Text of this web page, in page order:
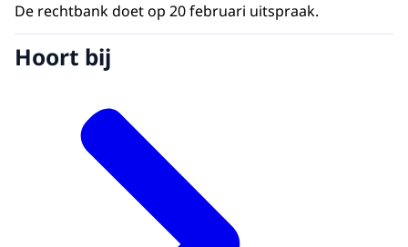
De rechtbank doet op 20 februari uitspraak.
Hoort bij